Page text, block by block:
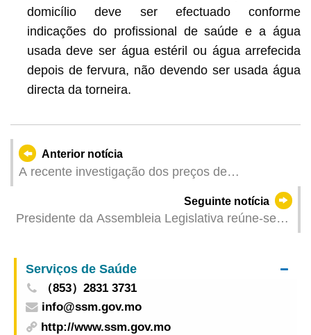
domicílio deve ser efectuado conforme
indicações do profissional de saúde e a água
usada deve ser água estéril ou água arrefecida
depois de fervura, não devendo ser usada água
directa da torneira.
Anterior notícia
A recente investigação dos preços de
Seguinte notícia
Presidente da Assembleia Legislativa reúne-se
Macau do Comité Permanente da Assembleia
Popular Nacional
Serviços de Saúde
（853）2831 3731
info@ssm.gov.mo
http://www.ssm.gov.mo